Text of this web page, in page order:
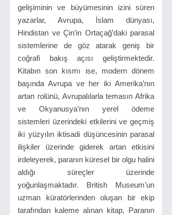
gelişiminin ve büyümesinin izini süren
yazarlar, Avrupa, İslam dünyası,
Hindistan ve Çin’in Ortaçağ’daki parasal
sistemlerine de göz atarak geniş bir
coğrafi bakış açısı geliştirmektedir.
Kitabın son kısmı ise, modern dönem
başında Avrupa ve her iki Amerika’nın
artan rolünü, Avrupalılarla temasın Afrika
ve Okyanusya’nın yerel ödeme
sistemleri üzerindeki etkilerini ve geçmiş
iki yüzyılın iktisadi düşüncesinin parasal
ilişkiler üzerinde giderek artan etkisini
irdeleyerek, paranın küresel bir olgu halini
aldığı süreçler üzerinde
yoğunlaşmaktadır. British Museum’un
uzman küratörlerinden oluşan bir ekip
tarafından kaleme alınan kitap, Paranın